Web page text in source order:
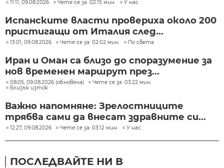
11:11, 09.08.2026 Чете се за: 02:15 мин. У нас
Испанските власти провериха около 200
пристигащи от Италия след...
13:01, 09.08.2026 Чете се за: 02:02 мин. По света
Иран и Оман са близо до споразумение за
нов временен маршрут през...
08:05, 09.08.2026 (обновена)
Чете се за: 03:22 мин.
Близък изток
Важно напомняне: Зрелостниците
трябва сами да внесат здравните си...
12:27, 09.08.2026 Чете се за: 03:12 мин. У нас
ПОСЛЕДВАЙТЕ НИ В